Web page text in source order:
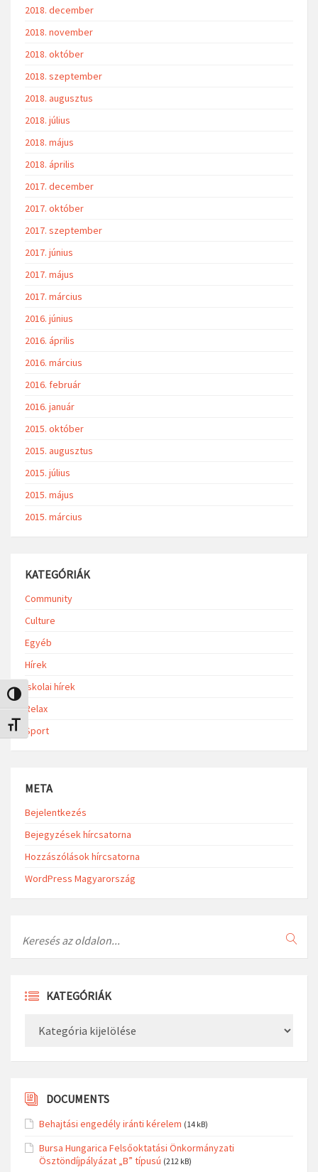
Nagy kontraszt váltása
Betűméret váltása
2018. december
2018. november
2018. október
2018. szeptember
2018. augusztus
2018. július
2018. május
2018. április
2017. december
2017. október
2017. szeptember
2017. június
2017. május
2017. március
2016. június
2016. április
2016. március
2016. február
2016. január
2015. október
2015. augusztus
2015. július
2015. május
2015. március
KATEGÓRIÁK
Community
Culture
Egyéb
Hírek
Iskolai hírek
Relax
Sport
META
Bejelentkezés
Bejegyzések hírcsatorna
Hozzászólások hírcsatorna
WordPress Magyarország
KATEGÓRIÁK
DOCUMENTS
Behajtási engedély iránti kérelem (14 kB)
Bursa Hungarica Felsőoktatási Önkormányzati
Ösztöndíjpályázat „B” típusú (212 kB)